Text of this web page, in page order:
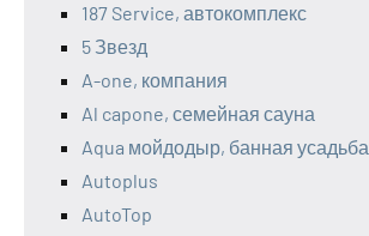
187 Service, автокомплекс
5 Звезд
A-one, компания
Al capone, семейная сауна
Aqua мойдодыр, банная усадьба
Autoplus
AutoTop